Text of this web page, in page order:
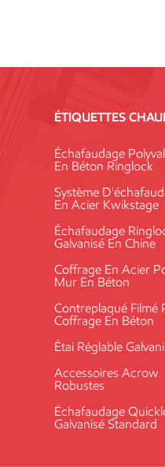
ÉTIQUETTES
Échafaudage
En Béton Ringlock
Système
En Acier Kwikstage
Échafaudage
Galvanisé En Chine
Coffrage En Acier
Mur En Béton
Contreplaqué Filmé
Coffrage En Béton
Étai Réglable
Accessoires Acrow
Robustes
Échafaudage
Galvanisé Standard